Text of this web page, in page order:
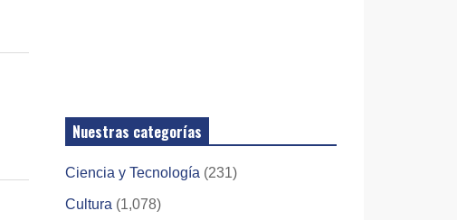
Nuestras categorías
Ciencia y Tecnología (231)
Cultura (1,078)